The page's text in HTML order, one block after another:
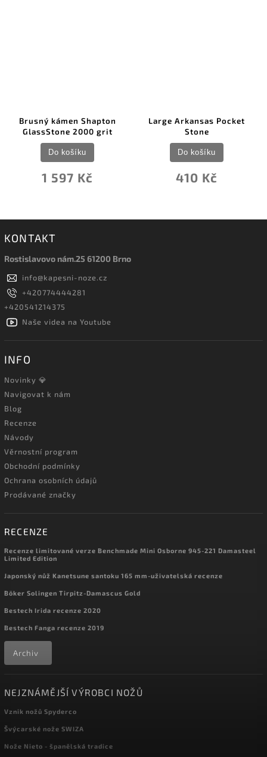
Brusný kámen Shapton
GlassStone 2000 grit
1 597 Kč
Do košíku
Large Arkansas Pocket
Stone
410 Kč
Do košíku
KONTAKT
Rostislavovo nám.25 61200 Brno
info@kapesni-noze.cz
+420774444281
+420541214375
Naše videa na Youtube
INFO
Novinky 💎
Navigovat k nám
Blog
Recenze
Návody
Věrnostní program
Obchodní podmínky
Ochrana osobních údajů
Prodávané značky
RECENZE
Recenze limitované verze Benchmade Mini Osborne 945-221 Damasteel
Limited Edition
Japonský nůž Kanetsune santoku 165 mm-uživatelská recenze
Böker Solingen Tirpitz-Damascus Gold
Bestech Irida recenze 2020
Bestech Fanga recenze 2019
Archiv
NEJZNÁMĚJŠÍ VÝROBCI NOŽŮ
Vznik nožů Spyderco
Švýcarské nože SWIZA
Nože Nieto - španělská tradice